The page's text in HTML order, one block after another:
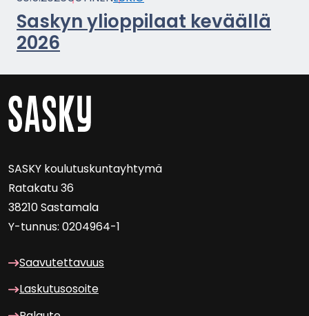
Sas­kyn yli­op­pi­laat ke­vääl­lä
2026
SASKY kou­lu­tus­kun­tayh­ty­mä
Ra­ta­ka­tu 36
38210 Sas­ta­ma­la
Y-​tunnus: 0204964-1
Saa­vu­tet­ta­vuus
Las­ku­tuso­soi­te